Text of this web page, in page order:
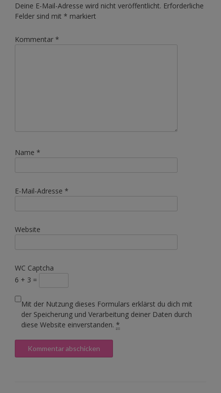
Deine E-Mail-Adresse wird nicht veröffentlicht. Erforderliche
Felder sind mit * markiert
Kommentar *
Name *
E-Mail-Adresse *
Website
WC Captcha
6 + 3 =
Mit der Nutzung dieses Formulars erklärst du dich mit
der Speicherung und Verarbeitung deiner Daten durch
diese Website einverstanden. *